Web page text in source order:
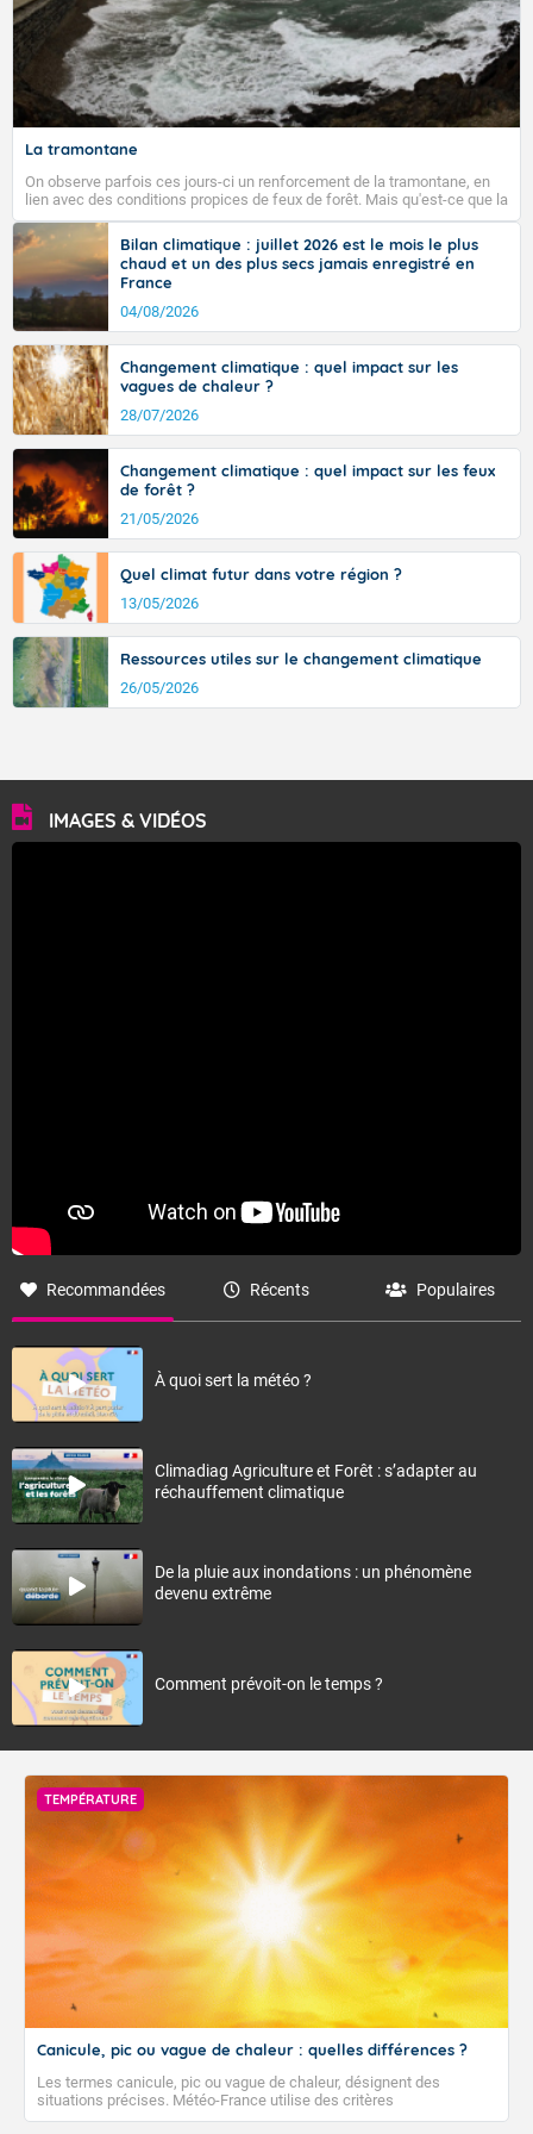
La tramontane
On observe parfois ces jours-ci un renforcement de la tramontane, en
lien avec des conditions propices de feux de forêt. Mais qu'est-ce que la
tramontane ? Quelles sont ses caractéristiques ? La tramontane est un
vent turbulent soufflant de secteur nord-ouest à nord, ou ouest à nord-
ouest, dans un secteur qui part du Roussillon à la vallée de l’Aude et à
l’ouest de l’Hérault. L’étymologie de ce vent vient du latin trasmontanus,
signifiant au-delà des monts, en allusion aux régions montagneuses
d’où provient ce vent.
Bilan climatique : juillet 2026 est le mois le plus
chaud et un des plus secs jamais enregistré en
France
04/08/2026
Changement climatique : quel impact sur les
vagues de chaleur ?
28/07/2026
Changement climatique : quel impact sur les feux
de forêt ?
21/05/2026
Quel climat futur dans votre région ?
13/05/2026
Ressources utiles sur le changement climatique
26/05/2026
IMAGES & VIDÉOS
Recommandées Récents Populaires
À quoi sert la météo ?
Climadiag Agriculture et Forêt : s’adapter au
réchauffement climatique
De la pluie aux inondations : un phénomène
devenu extrême
Comment prévoit-on le temps ?
TEMPÉRATURE
Canicule, pic ou vague de chaleur : quelles différences ?
Les termes canicule, pic ou vague de chaleur, désignent des
situations précises. Météo-France utilise des critères
climatologiques pour évaluer et qualifier les épisodes de chaleur qui